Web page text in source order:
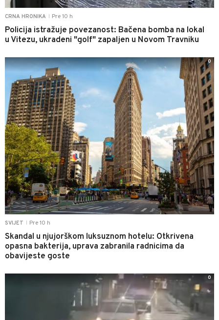
CRNA HRONIKA Pre 10 h
Policija istražuje povezanost: Bačena bomba na lokal
u Vitezu, ukradeni "golf" zapaljen u Novom Travniku
SVIJET Pre 10 h
Skandal u njujorškom luksuznom hotelu: Otkrivena
opasna bakterija, uprava zabranila radnicima da
obavijeste goste
0
0